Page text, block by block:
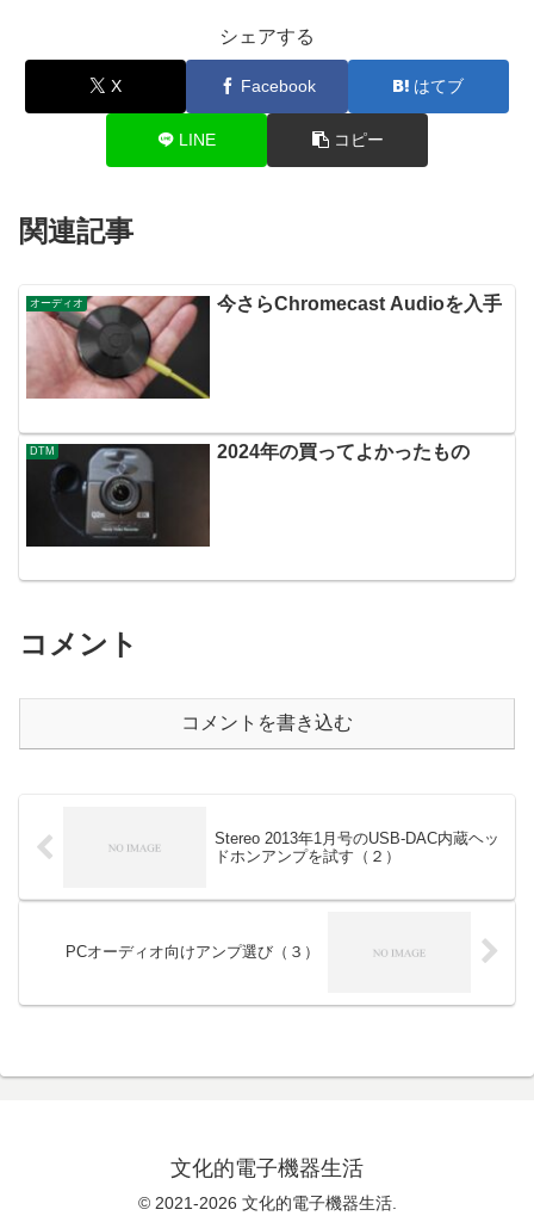
シェアする
X Facebook はてブ
LINE コピー
関連記事
オーディオ 今さらChromecast Audioを入手
DTM 2024年の買ってよかったもの
コメント
コメントを書き込む
Stereo 2013年1月号のUSB-DAC内蔵ヘッ
ドホンアンプを試す（２）
PCオーディオ向けアンプ選び（３）
文化的電子機器生活
© 2021-2026 文化的電子機器生活.